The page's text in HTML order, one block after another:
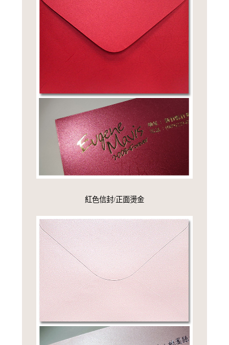
紅色信封/正面燙金